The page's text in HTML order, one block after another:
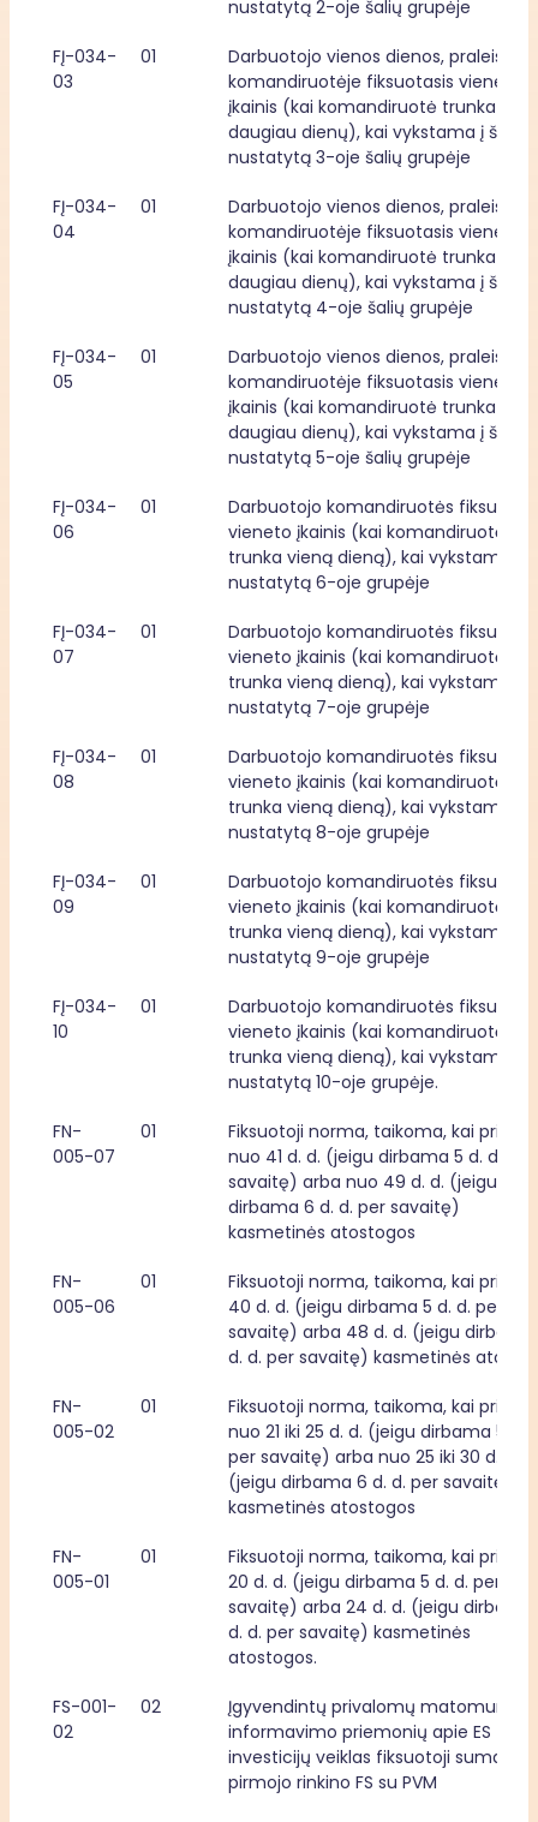
nustatytą 2-oje šalių grupėje
FĮ-034-
03
01
Darbuotojo vienos dienos, praleistos
komandiruotėje fiksuotasis vieneto
įkainis (kai komandiruotė trunka dvi ir
daugiau dienų), kai vykstama į šalį,
nustatytą 3-oje šalių grupėje
FĮ-034-
04
01
Darbuotojo vienos dienos, praleistos
komandiruotėje fiksuotasis vieneto
įkainis (kai komandiruotė trunka dvi ir
daugiau dienų), kai vykstama į šalį,
nustatytą 4-oje šalių grupėje
FĮ-034-
05
01
Darbuotojo vienos dienos, praleistos
komandiruotėje fiksuotasis vieneto
įkainis (kai komandiruotė trunka dvi ir
daugiau dienų), kai vykstama į šalį,
nustatytą 5-oje šalių grupėje
FĮ-034-
06
01
Darbuotojo komandiruotės
vieneto įkainis (kai komandiruotė
trunka vieną dieną), kai vykstama į
nustatytą 6-oje grupėje
FĮ-034-
07
01
Darbuotojo komandiruotės
vieneto įkainis (kai komandiruotė
trunka vieną dieną), kai vykstama į
nustatytą 7-oje grupėje
FĮ-034-
08
01
Darbuotojo komandiruotės
vieneto įkainis (kai komandiruotė
trunka vieną dieną), kai vykstama į
nustatytą 8-oje grupėje
FĮ-034-
09
01
Darbuotojo komandiruotės
vieneto įkainis (kai komandiruotė
trunka vieną dieną), kai vykstama į
nustatytą 9-oje grupėje
FĮ-034-
10
01
Darbuotojo komandiruotės
vieneto įkainis (kai komandiruotė
trunka vieną dieną), kai vykstama į
nustatytą 10-oje grupėje.
FN-
005-07
01
Fiksuotoji norma, taikoma, kai
nuo 41 d. d. (jeigu dirbama 5 d. d. per
savaitę) arba nuo 49 d. d. (jeigu
dirbama 6 d. d. per savaitę)
kasmetinės atostogos
FN-
005-06
01
Fiksuotoji norma, taikoma, kai
40 d. d. (jeigu dirbama 5 d. d. per
savaitę) arba 48 d. d. (jeigu
d. d. per savaitę) kasmetinės
FN-
005-02
01
Fiksuotoji norma, taikoma, kai
nuo 21 iki 25 d. d. (jeigu dirbama 5 d.
per savaitę) arba nuo 25 iki 30 d. d.
(jeigu dirbama 6 d. d. per savaitę)
kasmetinės atostogos
FN-
005-01
01
Fiksuotoji norma, taikoma, kai
20 d. d. (jeigu dirbama 5 d. d. per
savaitę) arba 24 d. d. (jeigu
d. d. per savaitę) kasmetinės
atostogos.
FS-001-
02
02
Įgyvendintų privalomų matomumo ir
informavimo priemonių apie ES
investicijų veiklas fiksuotoji suma,
pirmojo rinkino FS su PVM